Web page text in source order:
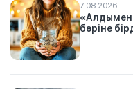
7.08.2026
«Алдымен
бәріне